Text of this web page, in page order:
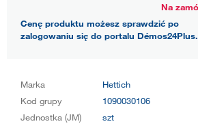
Na
Cenę produktu możesz sprawdzić po
zalogowaniu się do portalu Démos24Plus.
Marka
Hettich
Kod grupy
1090030106
Jednostka (JM)
szt